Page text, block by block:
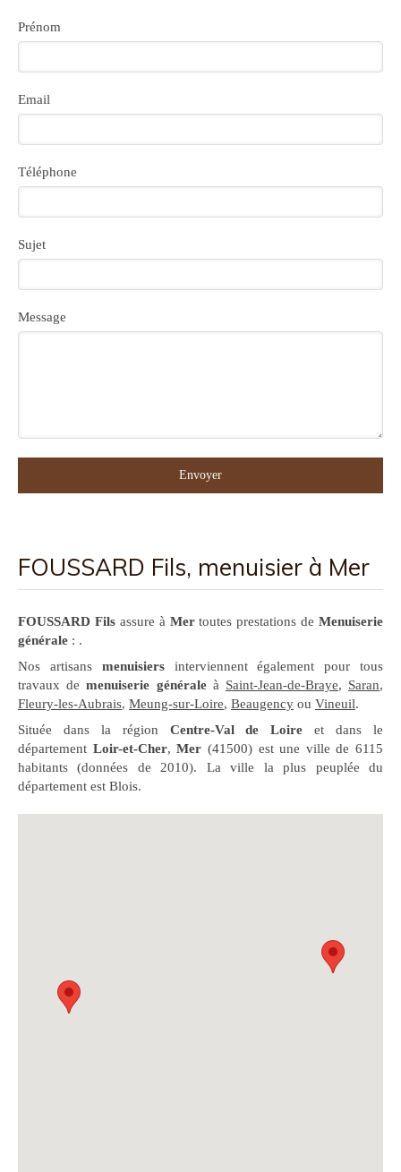
Prénom
Email
Téléphone
Sujet
Message
Envoyer
FOUSSARD Fils, menuisier à Mer
FOUSSARD Filsassure à Mertoutes prestations de Menuiserie
générale : .
Nos artisans menuisiersinterviennent également pour tous
travaux demenuiserie généraleà Saint-Jean-de-Braye, Saran,
Fleury-les-Aubrais, Meung-sur-Loire, Beaugency ou Vineuil.
Située dans la région Centre-Val de Loire et dans le
département Loir-et-Cher,Mer (41500) est une ville de 6115
habitants (données de 2010). La ville la plus peuplée du
département est Blois.